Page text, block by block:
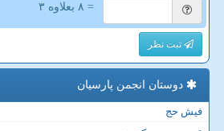
= ۸ بعلاوه ۳
ثبت نظر
دوستان انجمن پارسیان
فیش حج